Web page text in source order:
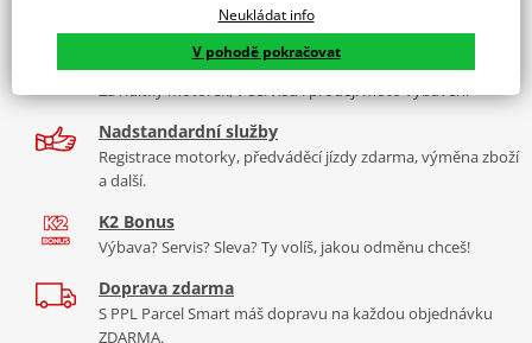
Padací rámy RDMOTO nabízí maximální ochranu Vašeho
motocyklu.
Vyráběné z kvalitního materiálu.
"Testováno zákazníky"
Cena za pár včetně montážní sady.
Montážní list
díly, to vše v Praze a Liberci
Více než 30 let zkušeností
Za řídítky motorek, v servisu i prodeji moto vybavení
Nadstandardní služby
Registrace motorky, předváděcí jízdy zdarma, výměna zboží
a další.
K2 Bonus
Výbava? Servis? Sleva? Ty volíš, jakou odměnu chceš!
Doprava zdarma
S PPL Parcel Smart máš dopravu na každou objednávku
ZDARMA.
Neukládat info
V pohodě pokračovat